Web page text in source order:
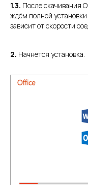
1.3. После скачивания
ждём полной
зависит от скорости
2. Начнется установка.